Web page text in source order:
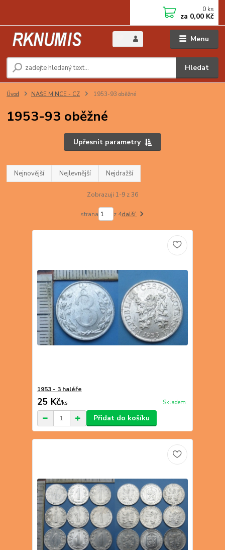
Menu
Hledat
0 ks
za 0,00 Kč
Úvod NAŠE MINCE - CZ 1953-93 oběžné
1953-93 oběžné
Upřesnit parametry
Nejnovější Nejlevnější Nejdražší
Zobrazuji 1-9 z 36
strana z 4další
1953 - 3 haléře
25 Kč/ks Skladem
Přidat do košíku